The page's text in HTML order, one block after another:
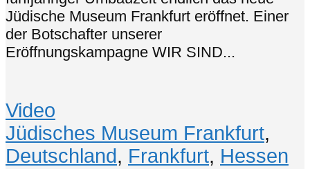
Jüdische Museum Frankfurt eröffnet. Einer
der Botschafter unserer
Eröffnungskampagne WIR SIND...
Video
Jüdisches Museum Frankfurt,
Deutschland, Frankfurt, Hessen